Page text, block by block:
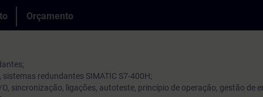
Orçamento
redundantes SIMATIC S7-400H;
sincronização, ligações, autoteste, princípio de operação, gestão de